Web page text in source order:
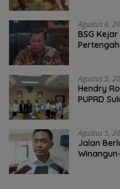
Agustus 6,
BSG
Agustus 5,
Hendry
PUPRD
Agustus 5,
Jalan